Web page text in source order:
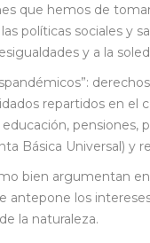
que hemos de
políticas sociales y
y a la
repartidos en el
pensiones,
Básica Universal) y
bien argumentan
antepone los
la naturaleza.